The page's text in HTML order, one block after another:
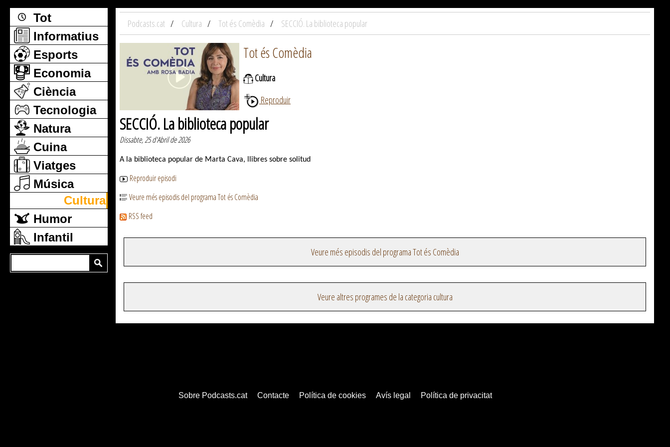
Tot
Informatius
Esports
Economia
Ciència
Tecnologia
Natura
Cuina
Viatges
Música
Cultura
Humor
Infantil
Podcasts.cat Cultura Tot és Comèdia SECCIÓ. La biblioteca popular
Tot és Comèdia
Cultura
Reproduir
SECCIÓ. La biblioteca popular
Dissabte, 25 d'Abril de 2026
A la biblioteca popular de Marta Cava, llibres sobre solitud
Reproduir episodi
Veure més episodis del programa Tot és Comèdia
RSS feed
Veure més episodis del programa Tot és Comèdia
Veure altres programes de la categoria cultura
Sobre Podcasts.cat Contacte Política de cookies Avís legal Política de privacitat